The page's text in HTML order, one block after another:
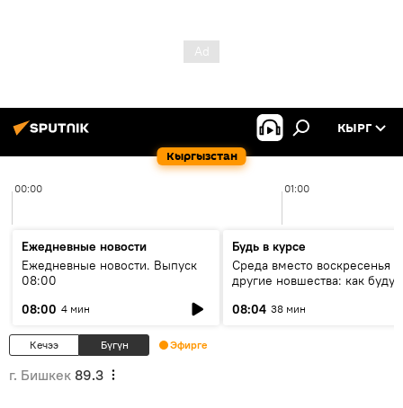
Кыргызстан
КЫРГ
00:00 01:00
Ежедневные новости
Ежедневные новости. Выпуск
08:00
08:00 4 мин
Будь в курсе
Среда вместо воскресенья и
другие новшества: как будут
08:04 38 мин
Кечээ Бүгүн Эфирге
г. Бишкек 89.3